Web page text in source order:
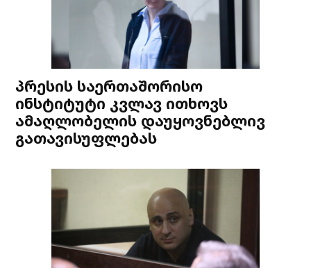
პრესის საერთაშორისო
ინსტიტუტი კვლავ ითხოვს
ამაღლობელის დაუყოვნებლივ
გათავისუფლებას